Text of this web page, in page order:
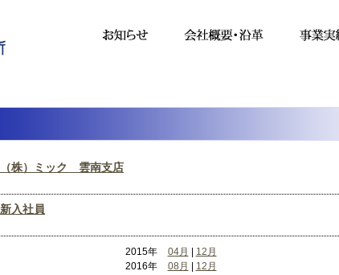
（株）ミック 雲南支店
新入社員
2015年 04月
12月
2016年
08月
12月